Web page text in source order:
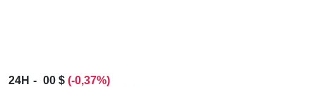
24H 00 $ (-0,37%)